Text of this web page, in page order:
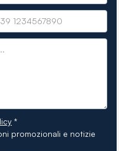
*
promozionali e notizie